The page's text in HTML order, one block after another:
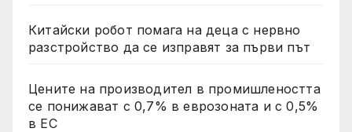
Китайски робот помага на деца с нервно
разстройство да се изправят за първи път
Цените на производител в промишлеността
се понижават с 0,7% в еврозоната и с 0,5%
в ЕС